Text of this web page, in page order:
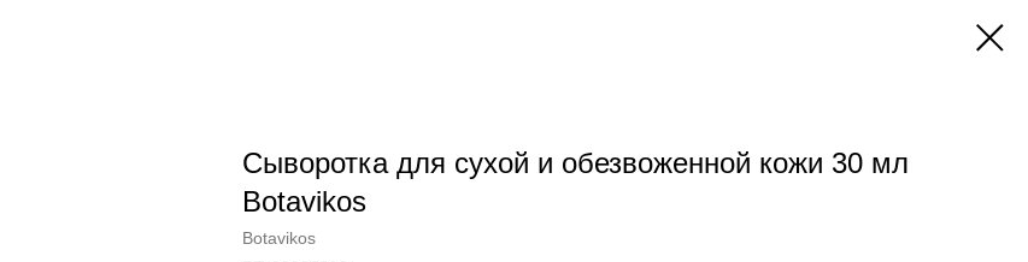
Сыворотка для сухой и обезвоженной кожи 30 мл
Botavikos
Botavikos